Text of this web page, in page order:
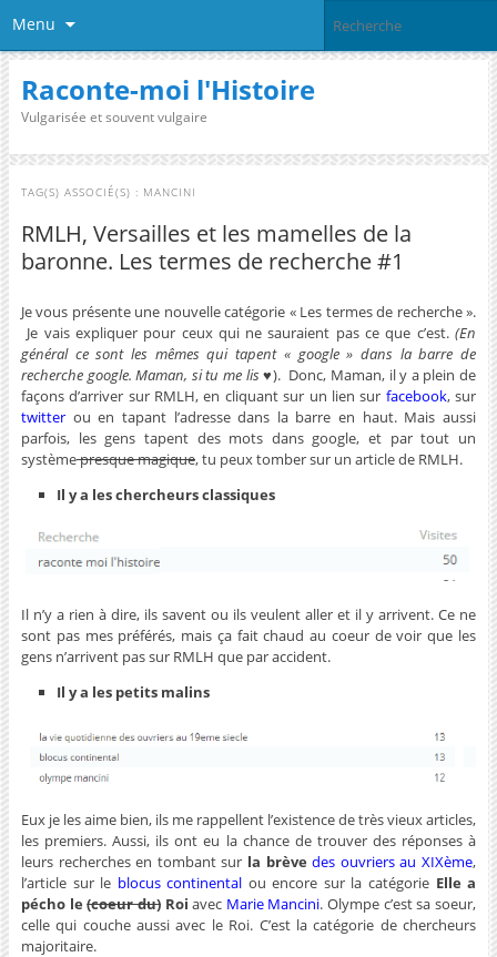
Menu
Raconte-moi l'Histoire
Vulgarisée et souvent vulgaire
TAG(S) ASSOCIÉ(S) : MANCINI
RMLH, Versailles et les mamelles de la
baronne. Les termes de recherche #1
Je vous présente une nouvelle catégorie « Les termes de recherche ».
Je vais expliquer pour ceux qui ne sauraient pas ce que c’est.(En
général ce sont les mêmes qui tapent « google » dans la barre de
recherche google. Maman, si tu me lis ♥). Donc, Maman, il y a plein de
façons d’arriver sur RMLH, en cliquant sur un lien sur facebook, sur
twitterou en tapant l’adresse dans la barre en haut. Mais aussi
parfois, les gens tapent des mots dans google, et par tout un
systèmepresque magique, tu peux tomber sur un article de RMLH.
Il y a les chercheurs classiques
Il n’y a rien à dire, ils savent ou ils veulent aller et il y arrivent. Ce ne
sont pas mes préférés, mais ça fait chaud au coeur de voir que les
gens n’arrivent pas sur RMLH que par accident.
Il y a les petits malins
Eux je les aime bien, ils me rappellent l’existence de très vieux articles,
les premiers. Aussi, ils ont eu la chance de trouver des réponses à
leurs recherches en tombant sur la brèvedes ouvriers au XIXème,
l’article sur le blocus continental ou encore sur la catégorie Elle a
pécho le(coeur du)Roi avec Marie Mancini. Olympe c’est sa soeur,
celle qui couche aussi avec le Roi. C’est la catégorie de chercheurs
majoritaire.